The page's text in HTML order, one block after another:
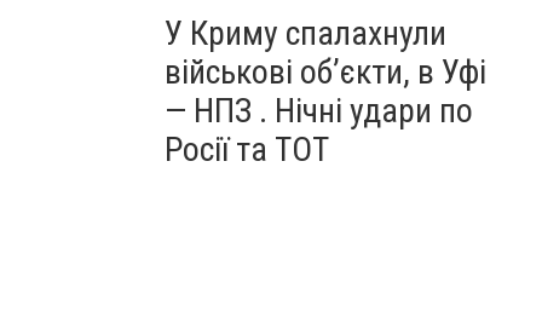
У Криму спалахнули
військові об’єкти, в Уфі
— НПЗ . Нічні удари по
Росії та ТОТ